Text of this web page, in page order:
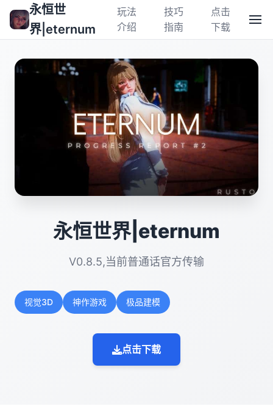
永恒世
界|eternum
玩法
介绍
技巧
指南
点击
下载
永恒世界|eternum
V0.8.5,当前普通话官方传输
视觉3D 神作游戏 极品建模
点击下载